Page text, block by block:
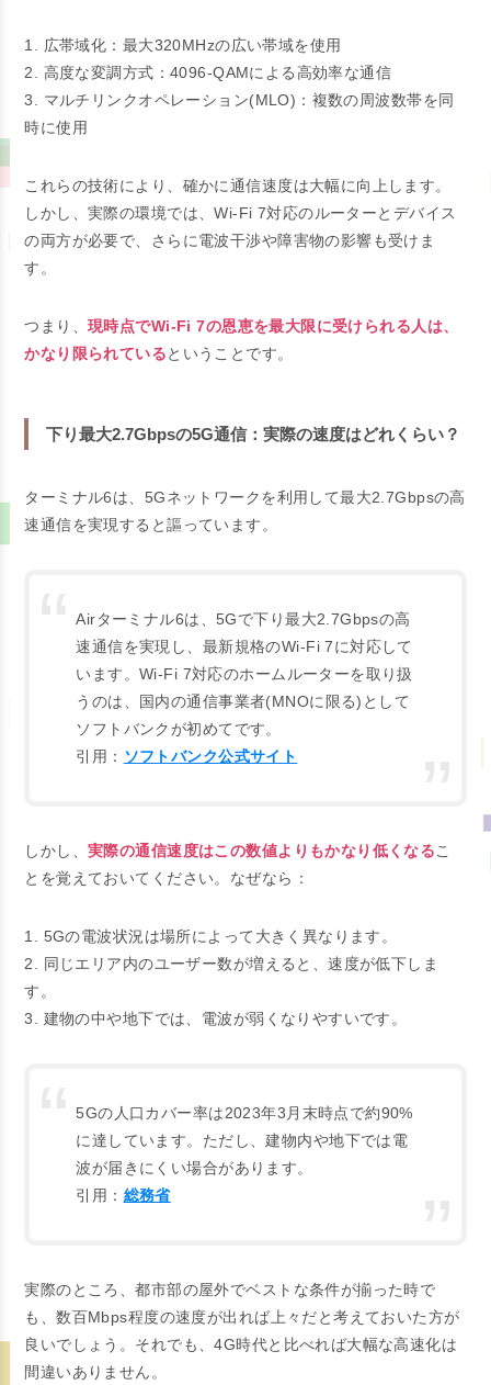
1. 広帯域化：最大320MHzの広い帯域を使用
2. 高度な変調方式：4096-QAMによる高効率な通信
3. マルチリンクオペレーション(MLO)：複数の周波数帯を同
時に使用
これらの技術により、確かに通信速度は大幅に向上します。
しかし、実際の環境では、Wi-Fi 7対応のルーターとデバイス
の両方が必要で、さらに電波干渉や障害物の影響も受けま
す。
つまり、現時点でWi-Fi 7の恩恵を最大限に受けられる人は、
かなり限られているということです。
下り最大2.7Gbpsの5G通信：実際の速度はどれくらい？
ターミナル6は、5Gネットワークを利用して最大2.7Gbpsの高
速通信を実現すると謳っています。
Airターミナル6は、5Gで下り最大2.7Gbpsの高
速通信を実現し、最新規格のWi-Fi 7に対応して
います。Wi-Fi 7対応のホームルーターを取り扱
うのは、国内の通信事業者(MNOに限る)として
ソフトバンクが初めてです。
引用： ソフトバンク公式サイト
しかし、実際の通信速度はこの数値よりもかなり低くなるこ
とを覚えておいてください。なぜなら：
1. 5Gの電波状況は場所によって大きく異なります。
2. 同じエリア内のユーザー数が増えると、速度が低下しま
す。
3. 建物の中や地下では、電波が弱くなりやすいです。
5Gの人口カバー率は2023年3月末時点で約90%
に達しています。ただし、建物内や地下では電
波が届きにくい場合があります。
引用： 総務省
実際のところ、都市部の屋外でベストな条件が揃った時で
も、数百Mbps程度の速度が出れば上々だと考えておいた方が
良いでしょう。それでも、4G時代と比べれば大幅な高速化は
間違いありません。